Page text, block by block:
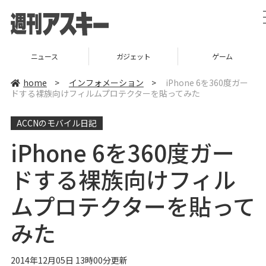
ニュース ガジェット ゲーム
home > インフォメーション >
iPhone 6を360度ガー
ドする裸族向けフィルムプロテクターを貼ってみた
ACCNのモバイル日記
iPhone 6を360度ガー
ドする裸族向けフィル
ムプロテクターを貼って
みた
2014年12月05日 13時00分更新